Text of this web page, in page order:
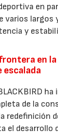
en
varios largos
y
en
escalada
ha
de la
redefinición
el desarrollo